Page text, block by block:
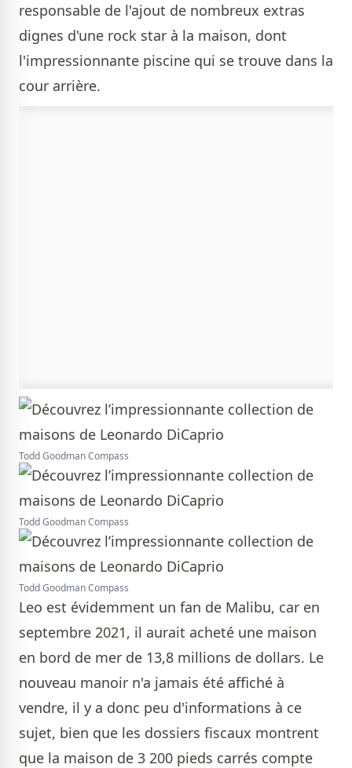
responsable de l'ajout de nombreux extras
dignes d'une rock star à la maison, dont
l'impressionnante piscine qui se trouve dans la
cour arrière.
Todd Goodman Compass
Todd Goodman Compass
Todd Goodman Compass
Leo est évidemment un fan de Malibu, car en
septembre 2021, il aurait acheté une maison
en bord de mer de 13,8 millions de dollars. Le
nouveau manoir n'a jamais été affiché à
vendre, il y a donc peu d'informations à ce
sujet, bien que les dossiers fiscaux montrent
que la maison de 3 200 pieds carrés compte